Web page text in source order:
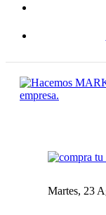
Martes, 23